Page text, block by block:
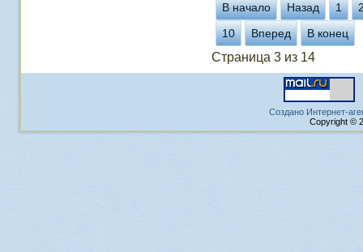
В начало Назад 1
10
Вперед В конец
Страница 3 из 14
Создано Интернет-
Copyright ©